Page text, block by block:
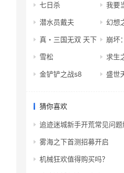
七日杀 我要
潜水员戴夫 幻想
真・三国无双 天下 崩坏
雪松 求生
金铲铲之战s8 盛世
猜你喜欢
追迹迷城新手开荒常见问
雾海之下首测招募开启
机械狂欢值得购买吗？